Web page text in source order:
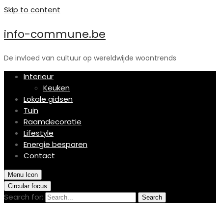
Skip to content
info-commune.be
De invloed van cultuur op wereldwijde woontrends
Interieur
Keuken
Lokale gidsen
Tuin
Raamdecoratie
Lifestyle
Energie besparen
Contact
Menu Icon
Circular focus
Search for:
Search